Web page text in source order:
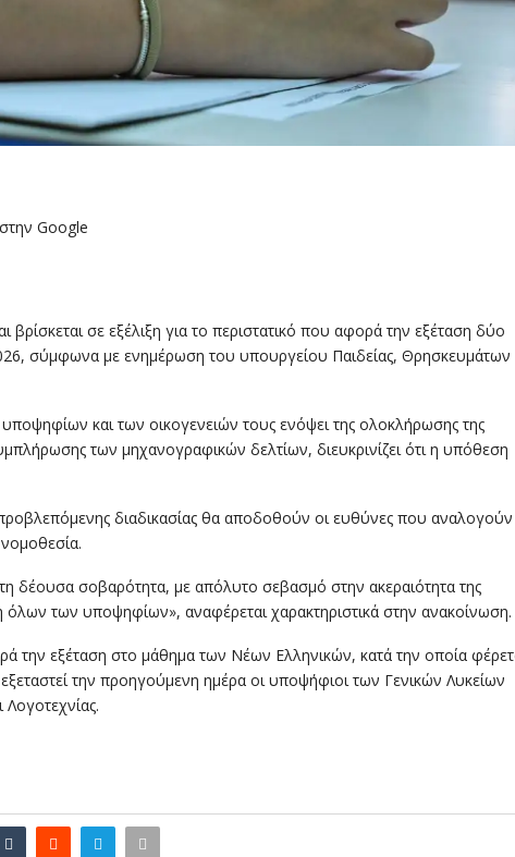
Google
βρίσκεται σε εξέλιξη για το περιστατικό που αφορά την εξέταση δύο
σύμφωνα με ενημέρωση του υπουργείου Παιδείας, Θρησκευμάτων
και των οικογενειών τους ενόψει της ολοκλήρωσης της
των μηχανογραφικών δελτίων, διευκρινίζει ότι η υπόθεση
διαδικασίας θα αποδοθούν οι ευθύνες που αναλογούν
τη δέουσα σοβαρότητα, με απόλυτο σεβασμό στην ακεραιότητα της
όλων των υποψηφίων», αναφέρεται χαρακτηριστικά στην ανακοίνωση.
την εξέταση στο μάθημα των Νέων Ελληνικών, κατά την οποία
την προηγούμενη ημέρα οι υποψήφιοι των Γενικών Λυκείων